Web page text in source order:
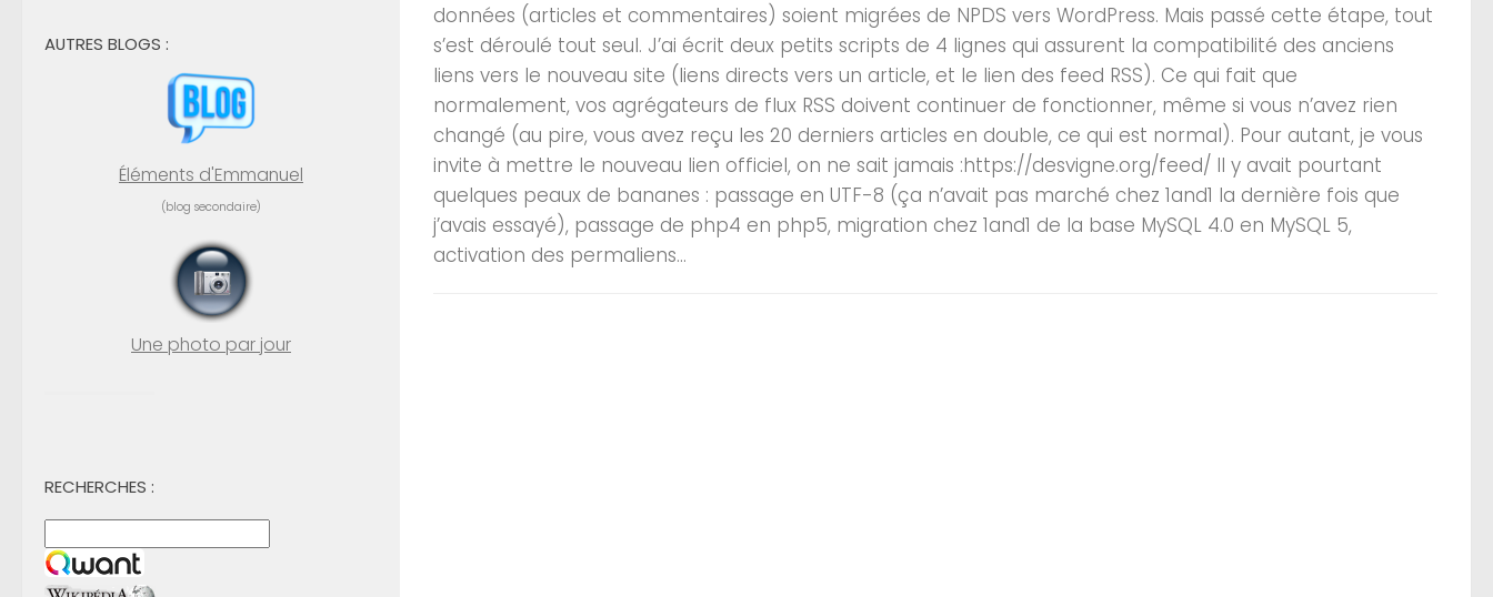
données (articles et commentaires) soient migrées de NPDS vers WordPress. Mais passé cette étape, tout
s’est déroulé tout seul. J’ai écrit deux petits scripts de 4 lignes qui assurent la compatibilité des anciens
liens vers le nouveau site (liens directs vers un article, et le lien des feed RSS). Ce qui fait que
normalement, vos agrégateurs de flux RSS doivent continuer de fonctionner, même si vous n’avez rien
changé (au pire, vous avez reçu les 20 derniers articles en double, ce qui est normal). Pour autant, je vous
invite à mettre le nouveau lien officiel, on ne sait jamais :https://desvigne.org/feed/ Il y avait pourtant
quelques peaux de bananes : passage en UTF-8 (ça n’avait pas marché chez 1and1 la dernière fois que
j’avais essayé), passage de php4 en php5, migration chez 1and1 de la base MySQL 4.0 en MySQL 5,
activation des permaliens...
AUTRES BLOGS :
Éléments d'Emmanuel
(blog secondaire)
Une photo par jour
RECHERCHES :